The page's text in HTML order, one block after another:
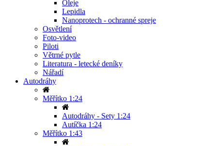
Oleje
Lepidla
Nanoprotech - ochranné spreje
Osvětlení
Foto-video
Piloti
Větrné pytle
Literatura - letecké deníky
Nářadí
Autodráhy
Měřítko 1:24
Autodráhy - Sety 1:24
Autíčka 1:24
Měřítko 1:43